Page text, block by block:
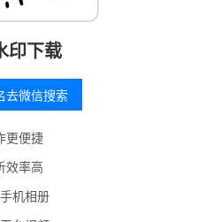
印下载
去微信搜索
更便捷
效率高
机相册